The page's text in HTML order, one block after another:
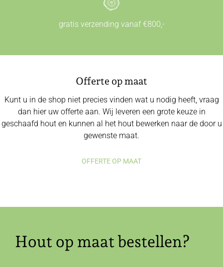
gratis verzending vanaf €800,-
Offerte op maat
Kunt u in de shop niet precies vinden wat u nodig heeft, vraag
dan hier uw offerte aan. Wij leveren een grote keuze in
geschaafd hout en kunnen al het hout bewerken naar de door u
gewenste maat.
OFFERTE OP MAAT
Hout op maat bestellen?